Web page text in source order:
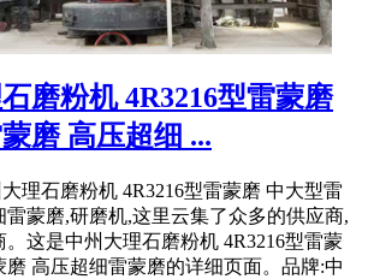
磨粉机 4R3216型雷蒙磨
磨 高压超细 ...
理石磨粉机 4R3216型雷蒙磨 中大型雷
雷蒙磨,研磨机,这里云集了众多的供应商,
。这是中州大理石磨粉机 4R3216型雷蒙
磨 高压超细雷蒙磨的详细页面。品牌:中